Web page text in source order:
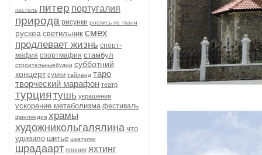
пастель питер португалия
природа рисунки роспись по ткани
рускеа светильник смех
продлевает жизнь спорт-
мафия спортмафия стамбул
строительныебудни субботний
концерт сумки тайланд таро
творческий марафон театр
турция тушь украшения
ускорение метаболизма фестиваль
финляндия храмы
художникольгалялина что
удивило шитьё шкатулки
шрадаарт япония яхтинг